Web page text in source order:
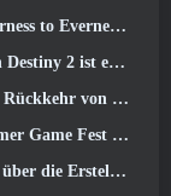
Aber ich habe mich geirrt
ist ein Aufschrei
zweite Mal überleben??
zu sehen hoffe
Mech-Kampfsequenz